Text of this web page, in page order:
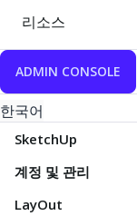
리소스
ADMIN CONSOLE
한국어
SketchUp
계정 및 관리
LayOut